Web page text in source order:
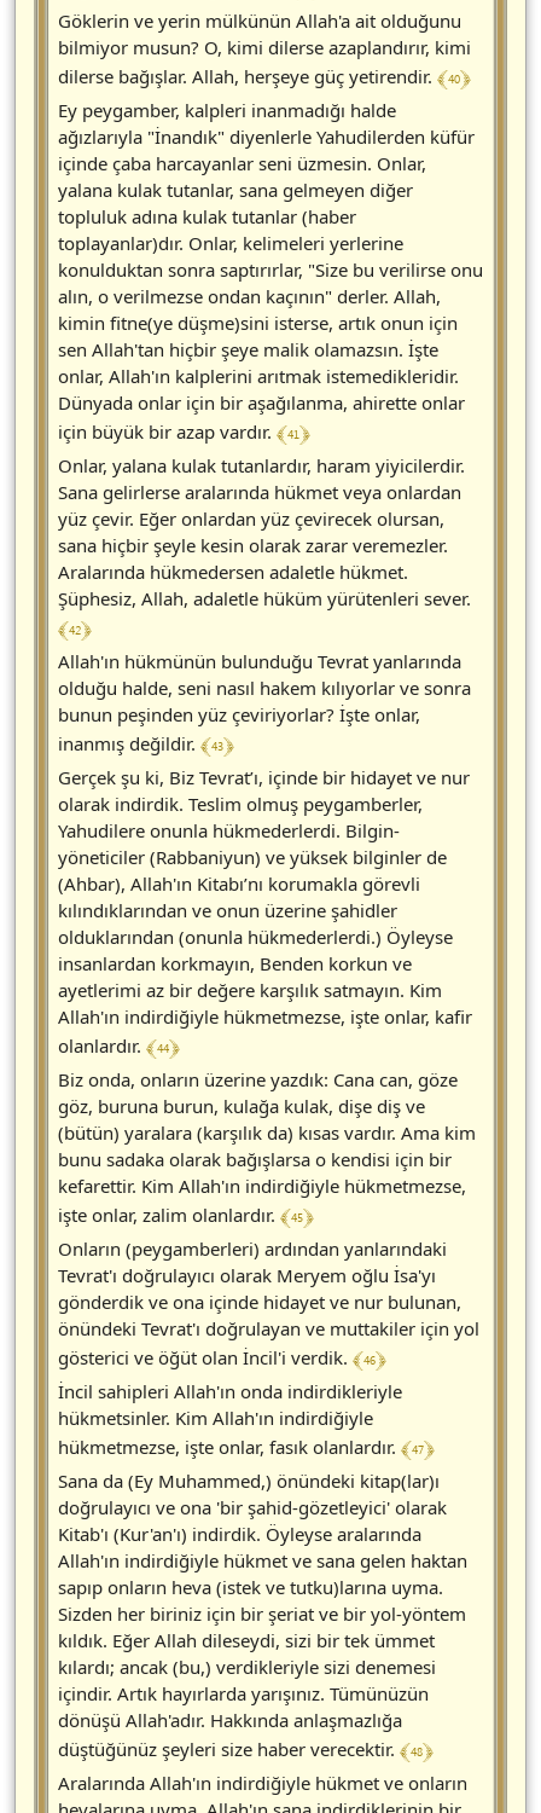
Göklerin ve yerin mülkünün Allah'a ait olduğunu
bilmiyor musun? O, kimi dilerse azaplandırır, kimi
dilerse bağışlar. Allah, herşeye güç yetirendir. ﴾ 40 ﴿
Ey peygamber, kalpleri inanmadığı halde
ağızlarıyla "İnandık" diyenlerle Yahudilerden küfür
içinde çaba harcayanlar seni üzmesin. Onlar,
yalana kulak tutanlar, sana gelmeyen diğer
topluluk adına kulak tutanlar (haber
toplayanlar)dır. Onlar, kelimeleri yerlerine
konulduktan sonra saptırırlar, "Size bu verilirse onu
alın, o verilmezse ondan kaçının" derler. Allah,
kimin fitne(ye düşme)sini isterse, artık onun için
sen Allah'tan hiçbir şeye malik olamazsın. İşte
onlar, Allah'ın kalplerini arıtmak istemedikleridir.
Dünyada onlar için bir aşağılanma, ahirette onlar
için büyük bir azap vardır. ﴾ 41 ﴿
Onlar, yalana kulak tutanlardır, haram yiyicilerdir.
Sana gelirlerse aralarında hükmet veya onlardan
yüz çevir. Eğer onlardan yüz çevirecek olursan,
sana hiçbir şeyle kesin olarak zarar veremezler.
Aralarında hükmedersen adaletle hükmet.
Şüphesiz, Allah, adaletle hüküm yürütenleri sever.
﴾ 42 ﴿
Allah'ın hükmünün bulunduğu Tevrat yanlarında
olduğu halde, seni nasıl hakem kılıyorlar ve sonra
bunun peşinden yüz çeviriyorlar? İşte onlar,
inanmış değildir. ﴾ 43 ﴿
Gerçek şu ki, Biz Tevrat’ı, içinde bir hidayet ve nur
olarak indirdik. Teslim olmuş peygamberler,
Yahudilere onunla hükmederlerdi. Bilgin-
yöneticiler (Rabbaniyun) ve yüksek bilginler de
(Ahbar), Allah'ın Kitabı’nı korumakla görevli
kılındıklarından ve onun üzerine şahidler
olduklarından (onunla hükmederlerdi.) Öyleyse
insanlardan korkmayın, Benden korkun ve
ayetlerimi az bir değere karşılık satmayın. Kim
Allah'ın indirdiğiyle hükmetmezse, işte onlar, kafir
olanlardır. ﴾ 44 ﴿
Biz onda, onların üzerine yazdık: Cana can, göze
göz, buruna burun, kulağa kulak, dişe diş ve
(bütün) yaralara (karşılık da) kısas vardır. Ama kim
bunu sadaka olarak bağışlarsa o kendisi için bir
kefarettir. Kim Allah'ın indirdiğiyle hükmetmezse,
işte onlar, zalim olanlardır. ﴾ 45 ﴿
Onların (peygamberleri) ardından yanlarındaki
Tevrat'ı doğrulayıcı olarak Meryem oğlu İsa'yı
gönderdik ve ona içinde hidayet ve nur bulunan,
önündeki Tevrat'ı doğrulayan ve muttakiler için yol
gösterici ve öğüt olan İncil'i verdik. ﴾ 46 ﴿
İncil sahipleri Allah'ın onda indirdikleriyle
hükmetsinler. Kim Allah'ın indirdiğiyle
hükmetmezse, işte onlar, fasık olanlardır. ﴾ 47 ﴿
Sana da (Ey Muhammed,) önündeki kitap(lar)ı
doğrulayıcı ve ona 'bir şahid-gözetleyici' olarak
Kitab'ı (Kur'an'ı) indirdik. Öyleyse aralarında
Allah'ın indirdiğiyle hükmet ve sana gelen haktan
sapıp onların heva (istek ve tutku)larına uyma.
Sizden her biriniz için bir şeriat ve bir yol-yöntem
kıldık. Eğer Allah dileseydi, sizi bir tek ümmet
kılardı; ancak (bu,) verdikleriyle sizi denemesi
içindir. Artık hayırlarda yarışınız. Tümünüzün
dönüşü Allah'adır. Hakkında anlaşmazlığa
düştüğünüz şeyleri size haber verecektir. ﴾ 48 ﴿
Aralarında Allah'ın indirdiğiyle hükmet ve onların